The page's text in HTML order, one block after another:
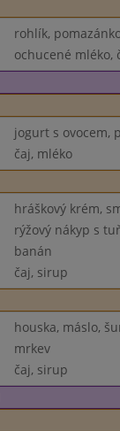
rohlík,
ochucené mléko,
jogurt s ovocem,
čaj, mléko
hráškový krém,
rýžový nákyp s
banán
čaj, sirup
houska, máslo,
mrkev
čaj, sirup